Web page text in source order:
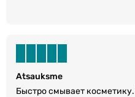
Atsauksme
Быстро смывает